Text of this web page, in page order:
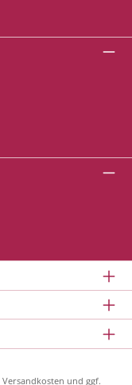
Versandkosten und ggf.